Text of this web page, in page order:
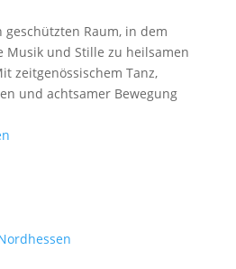
Raum, in dem
Musik und Stille zu heilsamen
zeitgenössischem Tanz,
und achtsamer Bewegung